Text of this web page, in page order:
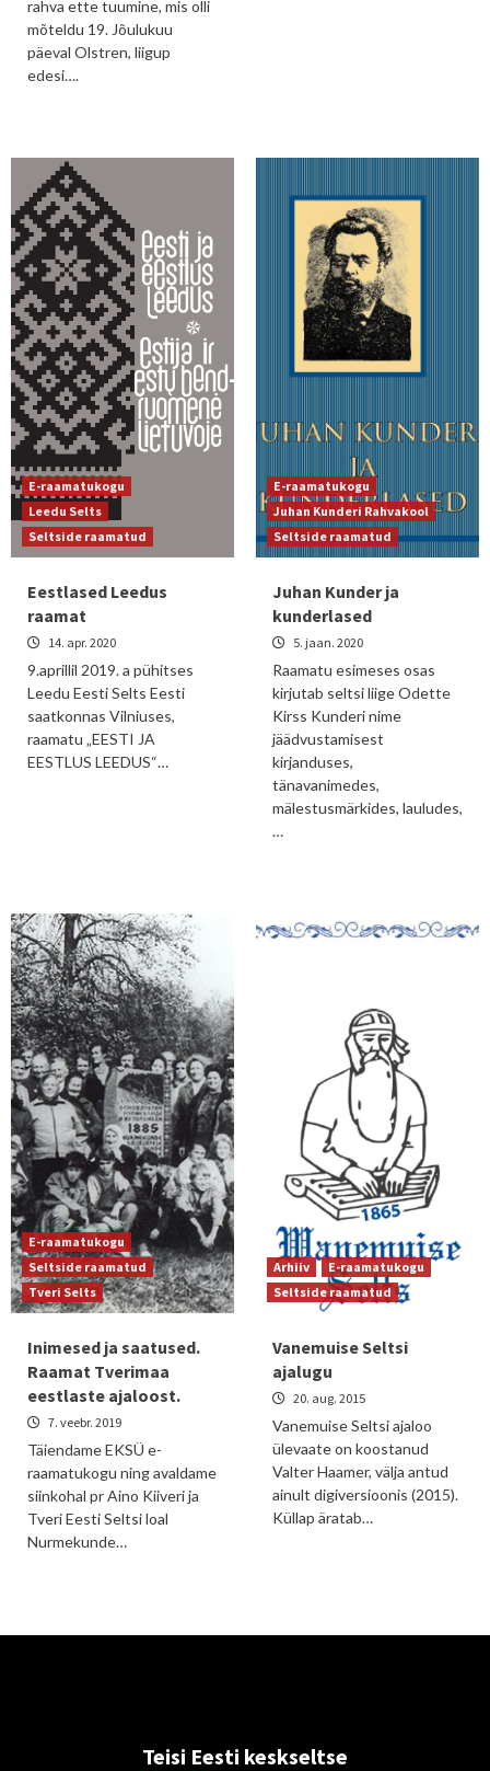
rahva ette tuumine, mis olli
mõteldu 19. Jõulukuu
päeval Olstren, liigup
edesi….
E-raamatukogu
Leedu Selts
Seltside raamatud
Eestlased Leedus
raamat
14. apr. 2020
9.aprillil 2019. a pühitses
Leedu Eesti Selts Eesti
saatkonnas Vilniuses,
raamatu „EESTI JA
EESTLUS LEEDUS“…
E-raamatukogu
Juhan Kunderi Rahvakool
Seltside raamatud
Juhan Kunder ja
kunderlased
5. jaan. 2020
Raamatu esimeses osas
kirjutab seltsi liige Odette
Kirss Kunderi nime
jäädvustamisest
kirjanduses,
tänavanimedes,
mälestusmärkides, lauludes,
…
E-raamatukogu
Seltside raamatud
Tveri Selts
Inimesed ja saatused.
Raamat Tverimaa
eestlaste ajaloost.
7. veebr. 2019
Täiendame EKSÜ e-
raamatukogu ning avaldame
siinkohal pr Aino Kiiveri ja
Tveri Eesti Seltsi loal
Nurmekunde…
Arhiiv
E-raamatukogu
Seltside raamatud
Vanemuise Seltsi
ajalugu
20. aug. 2015
Vanemuise Seltsi ajaloo
ülevaate on koostanud
Valter Haamer, välja antud
ainult digiversioonis (2015).
Küllap äratab…
Teisi Eesti keskseltse